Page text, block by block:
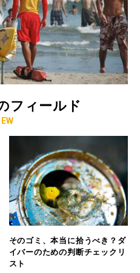
大洗サンビーチの海の家情
フィールド
そのゴミ、本当に拾うべき？ダ
イバーのための判断チェックリ
スト